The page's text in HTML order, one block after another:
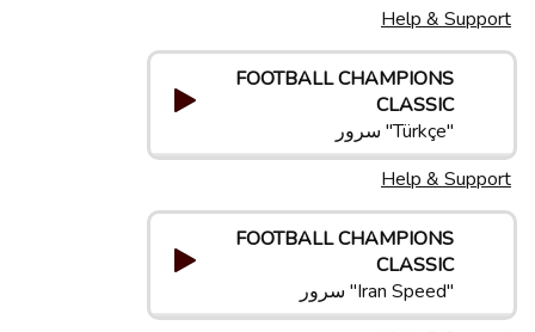
Help & Support
FOOTBALL CHAMPIONS
CLASSIC
"Türkçe" سرور
Help & Support
FOOTBALL CHAMPIONS
CLASSIC
"Iran Speed" سرور